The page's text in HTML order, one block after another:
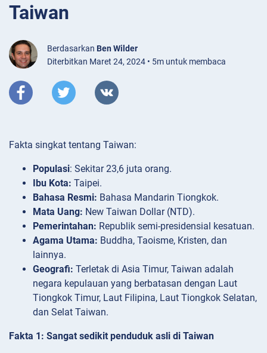
Taiwan
Berdasarkan Ben Wilder
Diterbitkan Maret 24, 2024 • 5m untuk membaca
Fakta singkat tentang Taiwan:
Populasi: Sekitar 23,6 juta orang.
Ibu Kota: Taipei.
Bahasa Resmi: Bahasa Mandarin Tiongkok.
Mata Uang: New Taiwan Dollar (NTD).
Pemerintahan: Republik semi-presidensial kesatuan.
Agama Utama: Buddha, Taoisme, Kristen, dan
lainnya.
Geografi: Terletak di Asia Timur, Taiwan adalah
negara kepulauan yang berbatasan dengan Laut
Tiongkok Timur, Laut Filipina, Laut Tiongkok Selatan,
dan Selat Taiwan.
Fakta 1: Sangat sedikit penduduk asli di Taiwan